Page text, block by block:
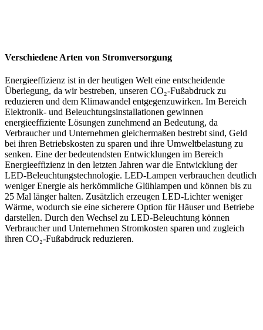
Verschiedene Arten von Stromversorgung
Energieeffizienz ist in der heutigen Welt eine entscheidende
Überlegung, da wir bestreben, unseren CO₂-Fußabdruck zu
reduzieren und dem Klimawandel entgegenzuwirken. Im Bereich
Elektronik- und Beleuchtungsinstallationen gewinnen
energieeffiziente Lösungen zunehmend an Bedeutung, da
Verbraucher und Unternehmen gleichermaßen bestrebt sind, Geld
bei ihren Betriebskosten zu sparen und ihre Umweltbelastung zu
senken. Eine der bedeutendsten Entwicklungen im Bereich
Energieeffizienz in den letzten Jahren war die Entwicklung der
LED-Beleuchtungstechnologie. LED-Lampen verbrauchen deutlich
weniger Energie als herkömmliche Glühlampen und können bis zu
25 Mal länger halten. Zusätzlich erzeugen LED-Lichter weniger
Wärme, wodurch sie eine sicherere Option für Häuser und Betriebe
darstellen. Durch den Wechsel zu LED-Beleuchtung können
Verbraucher und Unternehmen Stromkosten sparen und zugleich
ihren CO₂-Fußabdruck reduzieren.